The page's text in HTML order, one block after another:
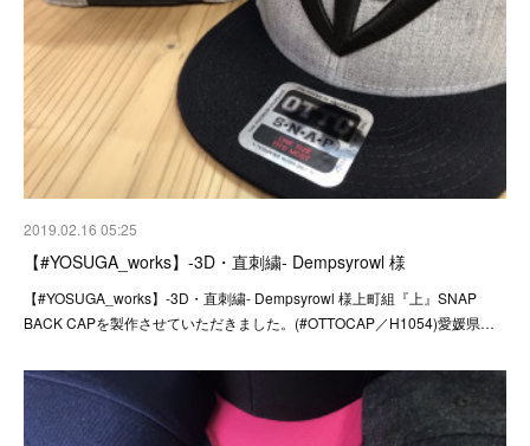
2019.02.16 05:25
【#YOSUGA_works】-3D・直刺繍- Dempsyrowl 様
【#YOSUGA_works】-3D・直刺繍- Dempsyrowl 様上町組『上』SNAP
BACK CAPを製作させていただきました。(#OTTOCAP／H1054)愛媛県…